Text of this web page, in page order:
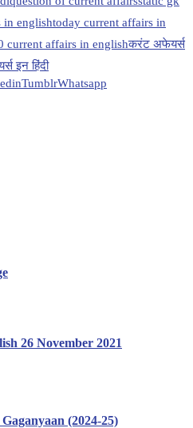
in englishtoday current affairs in
current affairs in englishकरंट अफेयर्स
इन हिंदी
TumblrWhatsapp
26 November 2021
(2024-25)